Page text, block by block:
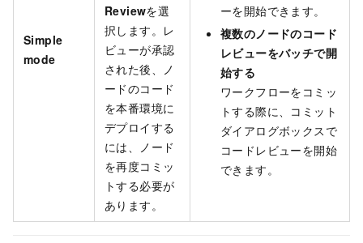
Simple
mode
Reviewを選
択します。レ
ビューが承認
された後、ノ
ードのコード
を本番環境に
デプロイする
には、ノード
を再度コミッ
トする必要が
あります。
ーを開始できます。
複数のノードのコード
レビューをバッチで開
始する
ワークフローをコミッ
トする際に、コミット
ダイアログボックスで
コードレビューを開始
できます。